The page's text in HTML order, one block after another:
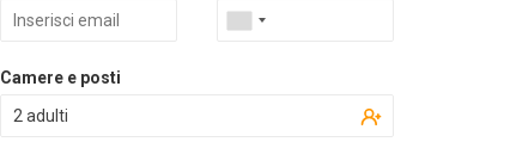
Camere e posti
2 adulti